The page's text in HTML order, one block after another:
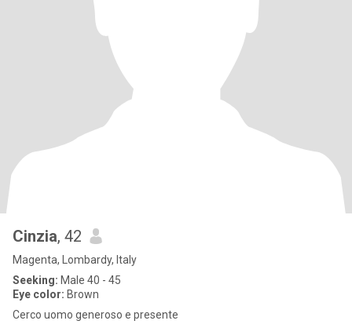
Cinzia, 42
Magenta, Lombardy, Italy
Seeking: Male 40 - 45
Eye color: Brown
Cerco uomo generoso e presente